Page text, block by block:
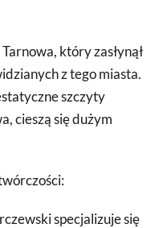
który zasłynął
z tego miasta.
szczyty
cieszą się dużym
specjalizuje się